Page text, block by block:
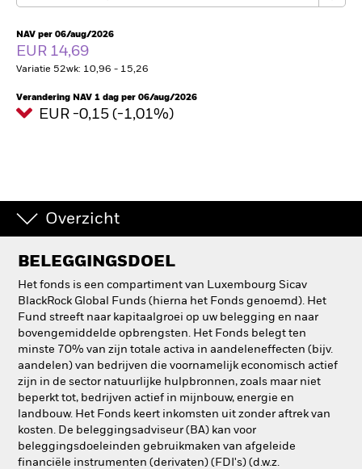
NAV per 06/aug/2026
EUR 14,69
Variatie 52wk: 10,96 - 15,26
Verandering NAV 1 dag per 06/aug/2026
EUR -0,15 (-1,01%)
Overzicht
BELEGGINGSDOEL
Het fonds is een compartiment van Luxembourg Sicav
BlackRock Global Funds (hierna het Fonds genoemd). Het
Fund streeft naar kapitaalgroei op uw belegging en naar
bovengemiddelde opbrengsten. Het Fonds belegt ten
minste 70% van zijn totale activa in aandeleneffecten (bijv.
aandelen) van bedrijven die voornamelijk economisch actief
zijn in de sector natuurlijke hulpbronnen, zoals maar niet
beperkt tot, bedrijven actief in mijnbouw, energie en
landbouw. Het Fonds keert inkomsten uit zonder aftrek van
kosten. De beleggingsadviseur (BA) kan voor
beleggingsdoeleinden gebruikmaken van afgeleide
financiële instrumenten (derivaten) (FDI's) (d.w.z.